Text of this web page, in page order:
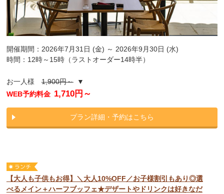
開催期間：2026年7月31日 (金) ～ 2026年9月30日 (水)
時間：12時～15時（ラストオーダー14時半）
お一人様1,900円～▼
WEB予約料金 1,710円～
プラン詳細・予約はこちら
【大人も子供もお得】＼大人10%OFF／お子様割引もあり◎選
べるメイン＋ハーフブッフェ★デザートやドリンクは好きなだ